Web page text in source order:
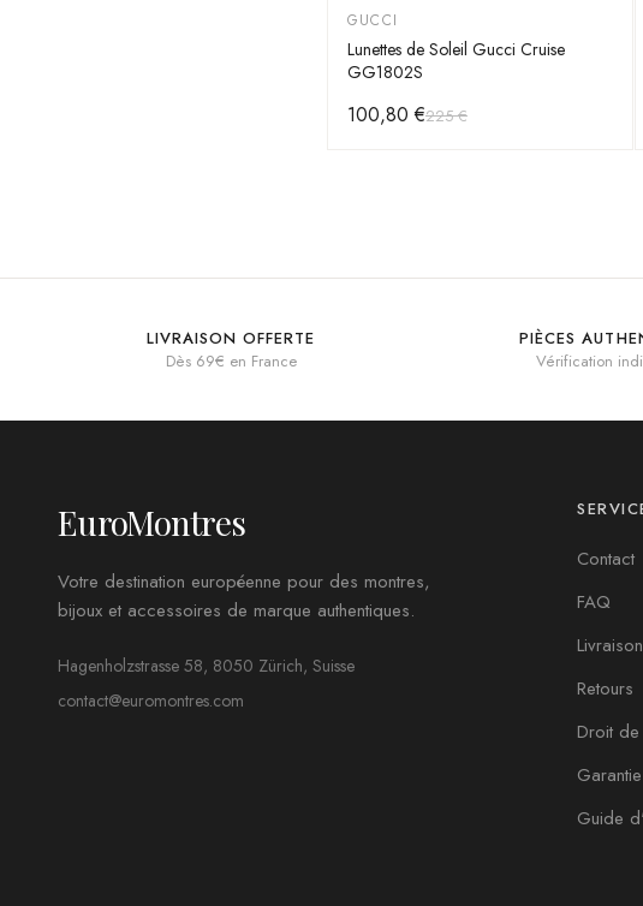
-55%
GUCCI
Lunettes de Soleil Gucci Cruise
GG1802S
100,80 €225 €
LIVRAISON OFFERTE
Dès 69€ en France
PIÈCES
Vérification
EuroMontres
Votre destination européenne pour des montres,
bijoux et accessoires de marque authentiques.
Hagenholzstrasse 58, 8050 Zürich, Suisse
contact@euromontres.com
Contact
FAQ
Livraison
Retours
Droit
Garantie
Guide